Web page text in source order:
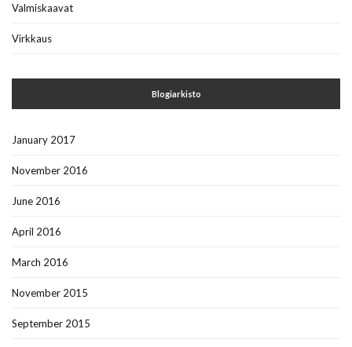
Valmiskaavat
Virkkaus
Blogiarkisto
January 2017
November 2016
June 2016
April 2016
March 2016
November 2015
September 2015